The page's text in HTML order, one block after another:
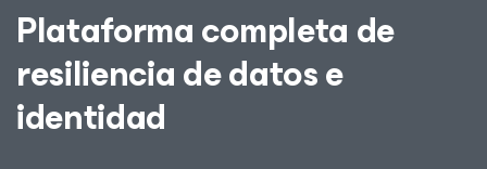
Plataforma completa de
resiliencia de datos e
identidad